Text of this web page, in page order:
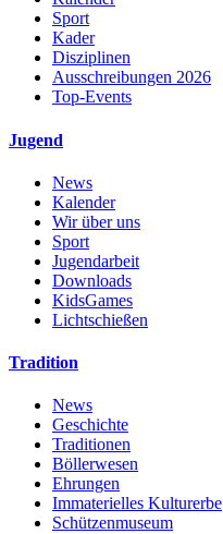
Sport
Kader
Disziplinen
Ausschreibungen 2026
Top-Events
Jugend
News
Kalender
Wir über uns
Sport
Jugendarbeit
Downloads
KidsGames
Lichtschießen
Tradition
News
Geschichte
Traditionen
Böllerwesen
Ehrungen
Immaterielles Kulturerbe
Schützenmuseum